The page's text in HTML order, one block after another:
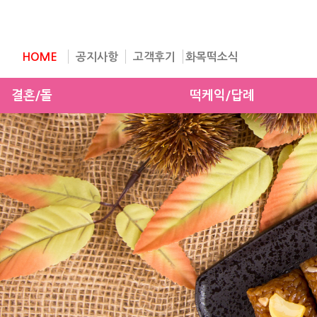
HOME 공지사항 고객후기 화목떡소식
결혼/돌 떡케익/답례